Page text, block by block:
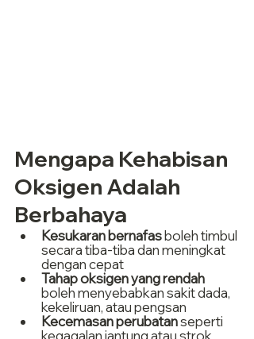
Mengapa Kehabisan
Oksigen Adalah
Berbahaya
Kesukaran bernafas boleh timbul
secara tiba-tiba dan meningkat
dengan cepat
Tahap oksigen yang rendah
boleh menyebabkan sakit dada,
kekeliruan, atau pengsan
Kecemasan perubatan seperti
kegagalan jantung atau strok